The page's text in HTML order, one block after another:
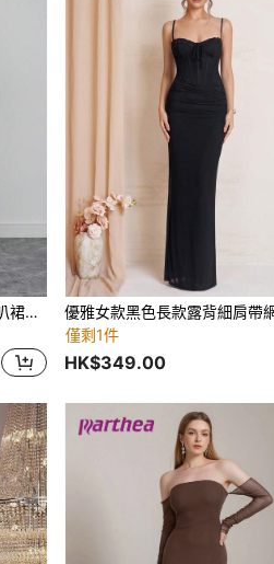
PARTHEA 女款無袖方領長版喇叭裙，正式晚禮服，優雅白色綁帶抓皺交叉露背設計，適用婚禮派對
僅剩1件
HK$349.00